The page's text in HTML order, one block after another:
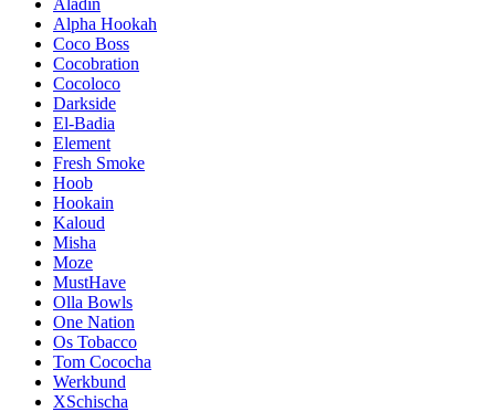
Aladin
Alpha Hookah
Coco Boss
Cocobration
Cocoloco
Darkside
El-Badia
Element
Fresh Smoke
Hoob
Hookain
Kaloud
Misha
Moze
MustHave
Olla Bowls
One Nation
Os Tobacco
Tom Cococha
Werkbund
XSchischa